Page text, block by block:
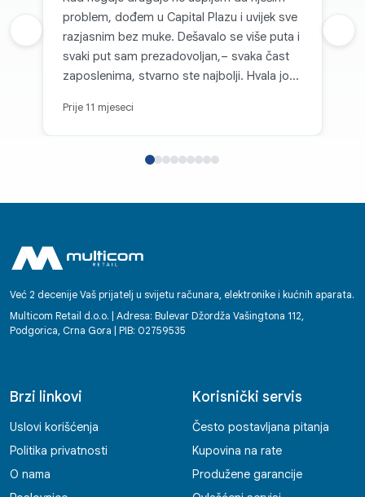
problem, dođem u Capital Plazu i uvijek sve
razjasnim bez muke. Dešavalo se više puta i
svaki put sam prezadovoljan,– svaka čast
zaposlenima, stvarno ste najbolji. Hvala još
Prije 11 mjeseci
Prethodna recenzija
Već 2 decenije Vaš prijatelj u svijetu računara, elektronike i kućnih aparata.
Multicom Retail d.o.o. | Adresa: Bulevar Džordža Vašingtona 112,
Podgorica, Crna Gora | PIB: 02759535
Brzi linkovi
Uslovi korišćenja
Politika privatnosti
O nama
Korisnički servis
Često postavljana pitanja
Kupovina na rate
Produžene garancije